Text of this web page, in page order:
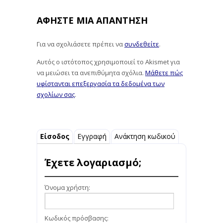
ΑΦΉΣΤΕ ΜΙΑ ΑΠΆΝΤΗΣΗ
Για να σχολιάσετε πρέπει νασυνδεθείτε.
Αυτός ο ιστότοπος χρησιμοποιεί το Akismet για
να μειώσει τα ανεπιθύμητα σχόλια. Μάθετε πώς
υφίστανται επεξεργασία τα δεδομένα των
σχολίων σας.
Είσοδος Εγγραφή Ανάκτηση κωδικού
Έχετε λογαριασμό;
Όνομα χρήστη:
Κωδικός πρόσβασης: